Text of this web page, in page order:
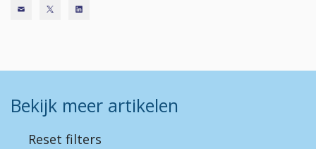
Bekijk meer artikelen
Reset filters